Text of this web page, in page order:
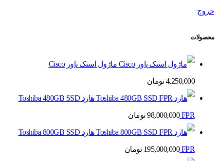
خروج
محصولات
ماژول استک پاور Cisco
4,250,000 تومان
هارد Toshiba 480GB SSD
FPR
98,000,000 تومان
هارد Toshiba 800GB SSD
FPR
195,000,000 تومان